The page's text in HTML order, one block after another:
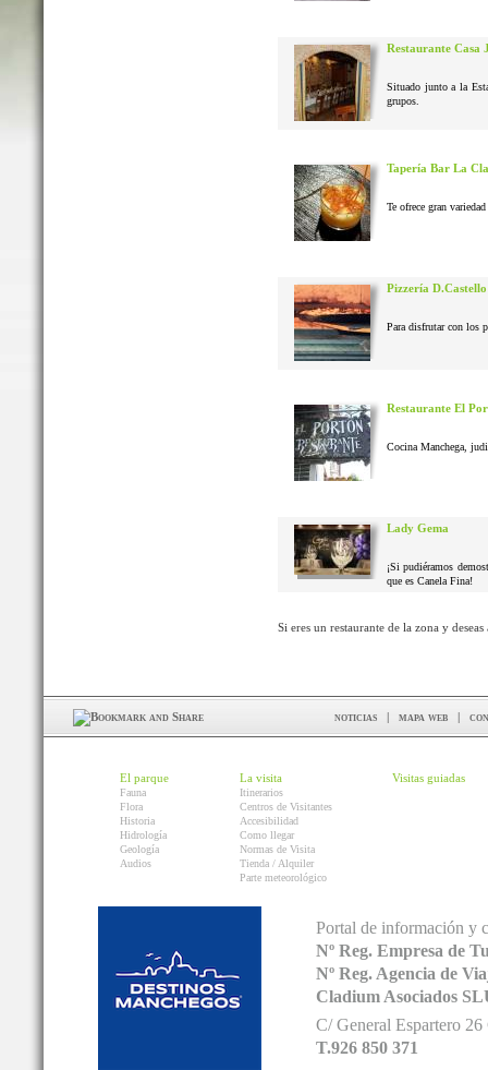
Restaurante Casa
Situado junto a la
grupos.
Tapería Bar La
Te ofrece gran
Pizzería D.Castello
Para disfrutar con los
Restaurante El
Cocina Manchega,
Lady Gema
¡Si pudiéramos
que es Canela Fina!
Si eres un restaurante de la zona y
noticias | mapa web |
El parque
Fauna
Flora
Historia
Hidrología
Geología
Audios
La visita
Itinerarios
Centros de Visitantes
Accesibilidad
Como llegar
Normas de Visita
Tienda / Alquiler
Parte meteorológico
Visitas guiadas
Portal de información y
Nº Reg. Empresa de
Nº Reg. Agencia de
Cladium Asociados
C/ General Espartero
T.926 850 371